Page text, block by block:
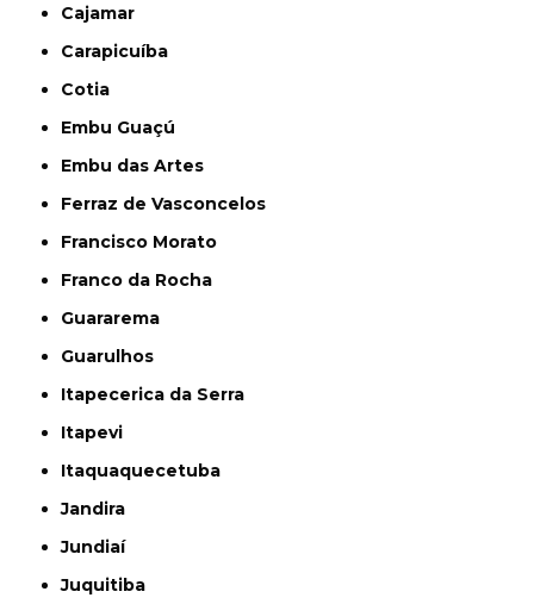
Cajamar
Carapicuíba
Cotia
Embu Guaçú
Embu das Artes
Ferraz de Vasconcelos
Francisco Morato
Franco da Rocha
Guararema
Guarulhos
Itapecerica da Serra
Itapevi
Itaquaquecetuba
Jandira
Jundiaí
Juquitiba